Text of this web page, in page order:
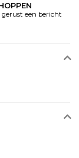
gerust een bericht